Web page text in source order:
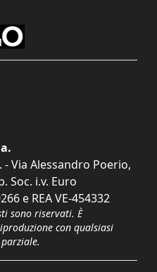
Via Alessandro Poerio,
Soc. i.v. Euro
e REA VE-454332
sono riservati. È
con qualsiasi